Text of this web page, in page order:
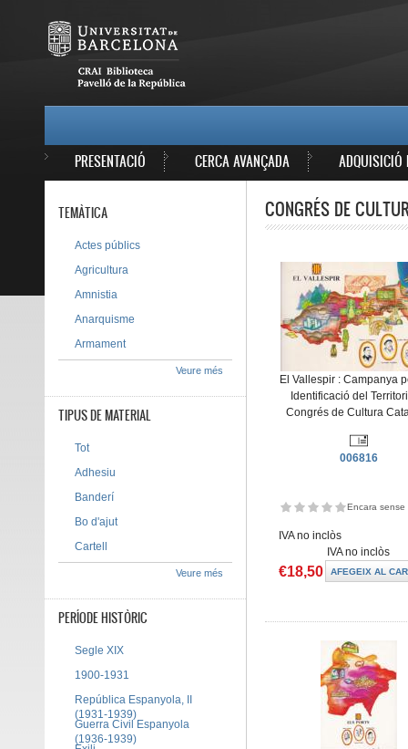
PRESENTACIÓ CERCA AVANÇADA ADQUISICIÓ
CONGRÉS DE
El Vallespir : Campanya
Identificació del
Congrés de Cultura
006816
Encara sense
IVA no inclòs
IVA no inclòs
€18,50
TEMÀTICA
Actes públics
Agricultura
Amnistia
Anarquisme
Armament
Veure més
TIPUS DE MATERIAL
Tot
Adhesiu
Banderí
Bo d'ajut
Cartell
Veure més
PERÍODE HISTÒRIC
Segle XIX
1900-1931
República Espanyola, II
(1931-1939)
Guerra Civil Espanyola
(1936-1939)